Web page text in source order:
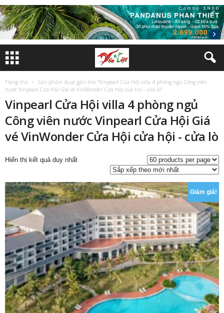
Trang chủ
Sản phẩm được gắn thẻ “Vinpearl Cửa Hội villa 4 phòng ngủ Công viên
nước Vinpearl Cửa Hội Giá vé VinWonder Cửa Hội cửa hội - cửa lò”
Vinpearl Cửa Hội villa 4 phòng ngủ
Công viên nước Vinpearl Cửa Hội Giá
vé VinWonder Cửa Hội cửa hội - cửa lò
Hiển thị kết quả duy nhất
Giảm giá!